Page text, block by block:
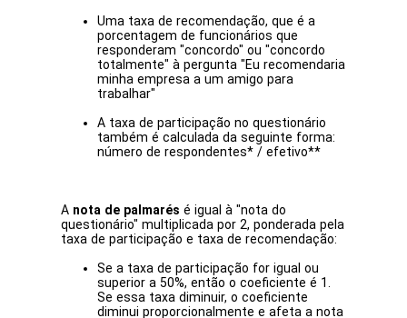
Uma taxa de recomendação, que é a
porcentagem de funcionários que
responderam "concordo" ou "concordo
totalmente" à pergunta "Eu recomendaria
minha empresa a um amigo para
trabalhar"
A taxa de participação no questionário
também é calculada da seguinte forma:
número de respondentes* / efetivo**
A nota de palmarés é igual à "nota do
questionário" multiplicada por 2, ponderada pela
taxa de participação e taxa de recomendação:
Se a taxa de participação for igual ou
superior a 50%, então o coeficiente é 1.
Se essa taxa diminuir, o coeficiente
diminui proporcionalmente e afeta a nota